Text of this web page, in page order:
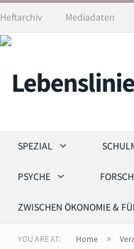
Heftarchiv Mediadaten
SPEZIAL
PSYCHE
ZWISCHEN ÖKONOMIE &
YOU ARE AT: Home »